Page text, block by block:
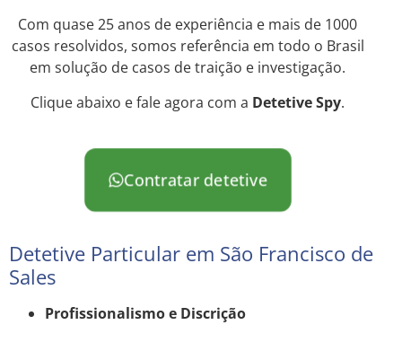
Com quase 25 anos de experiência e mais de 1000
casos resolvidos, somos referência em todo o Brasil
em solução de casos de traição e investigação.
Clique abaixo e fale agora com a Detetive Spy.
Contratar detetive
Detetive Particular em São Francisco de
Sales
Profissionalismo e Discrição